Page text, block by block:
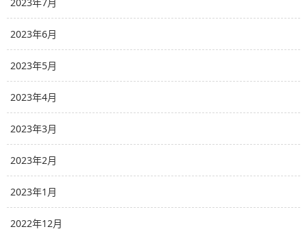
2023年6月
2023年5月
2023年4月
2023年3月
2023年2月
2023年1月
2022年12月